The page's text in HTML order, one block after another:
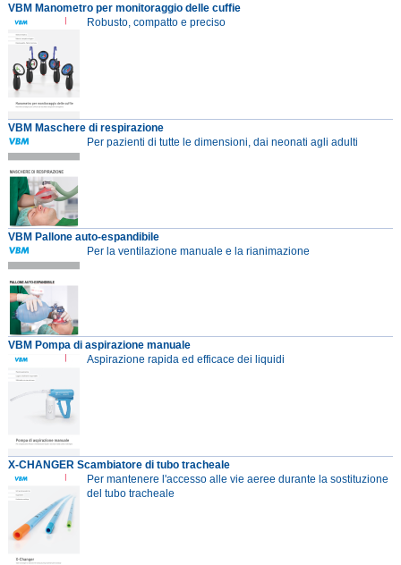
VBM Manometro per monitoraggio delle cuffie
Robusto, compatto e preciso
VBM Maschere di respirazione
Per pazienti di tutte le dimensioni, dai neonati agli adulti
VBM Pallone auto-espandibile
Per la ventilazione manuale e la rianimazione
VBM Pompa di aspirazione manuale
Aspirazione rapida ed efficace dei liquidi
X-CHANGER Scambiatore di tubo tracheale
Per mantenere l'accesso alle vie aeree durante la sostituzione
del tubo tracheale